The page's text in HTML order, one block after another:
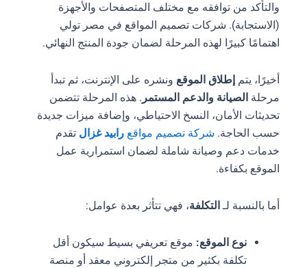
والتأكد من توافقه مع مختلف المتصفحات والأجهزة
(الاستجابة). شركات تصميم المواقع في مصر تولي
اهتمامًا كبيرًا لهذه المرحلة لضمان جودة المنتج النهائي.
أخيرًا، يتمإطلاق الموقعونشره على الإنترنت، ثم تبدأ
مرحلةالصيانة والدعم المستمر. هذه المرحلة تتضمن
تحديثات الأمان، النسخ الاحتياطي، وإضافة ميزات جديدة
حسب الحاجة.شركة تصميم مواقعرابيد غزالتقدم
خدمات دعم وصيانة شاملة لضمان استمرارية عمل
الموقع بكفاءة.
أما بالنسبة لـالتكلفة، فهي تتأثر بعدة عوامل:
نوع الموقع:موقع تعريفي بسيط سيكون أقل
تكلفة بكثير من متجر إلكتروني معقد أو منصة